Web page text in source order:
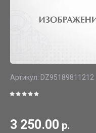
Артикул: DZ95189811212
3 250.00 р.